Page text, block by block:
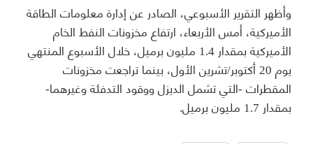
وأظهر التقرير الأسبوعي، الصادر عن إدارة معلومات الطاقة
الأميركية، أمس الأربعاء، ارتفاع مخزونات النفط الخام
الأميركية بمقدار 1.4 مليون برميل، خلال الأسبوع المنتهي
يوم 20 أكتوبر/تشرين الأول، بينما تراجعت مخزونات
المقطرات -التي تشمل الديزل ووقود التدفئة وغيرهما-
بمقدار 1.7 مليون برميل.